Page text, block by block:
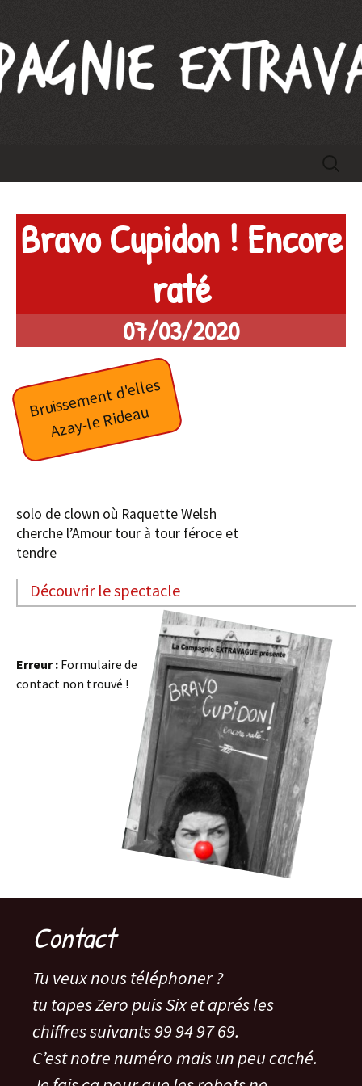
Compagnie Extravague
Bravo Cupidon ! Encore
raté
07/03/2020
Br
uiss
e
m
e
nt
d'
ell
es
Az
ay-l
e
Ri
d
e
a
u
solo de clown où Raquette Welsh
cherche l’Amour tour à tour féroce et
tendre
Découvrir le spectacle
Erreur : Formulaire de
contact non trouvé !
Contact
Tu veux nous téléphoner ?
tu tapes Zero puis Six et aprés les
chiffres suivants 99 94 97 69.
C’est notre numéro mais un peu caché.